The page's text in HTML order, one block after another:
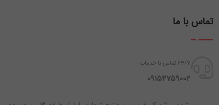
تماس با ما
24/7 تماس با خدمات
‪ 09154759002